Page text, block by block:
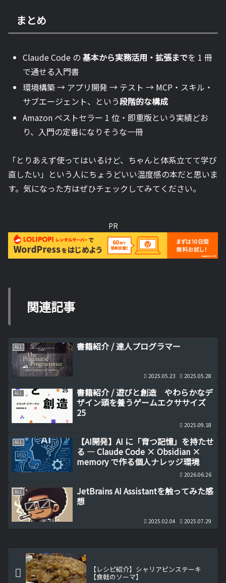
まとめ
Claude Code の基本から実務活用・拡張までを 1 冊
で通せる入門書
環境構築 → アプリ開発 → テスト → MCP・スキル・
サブエージェント、という段階的な構成
Amazon ベストセラー 1 位・即重版という実績どお
り、入門の定番になりそうな一冊
「とりあえず使ってはいるけど、ちゃんと体系立てて学び
直したい」という人にちょうどいい温度感の本だと思いま
す。気になった方はぜひチェックしてみてください。
PR
関連記事
ALL 書籍紹介 / 達人プログラマー
2025.05.23 2025.05.28
ALL
書籍紹介 / 遊びと創造 やわらかなデ
ザイン頭を養うゲームエクササイズ
25
2025.09.18
ALL
【AI開発】AI に「育つ記憶」を持たせ
る ― Claude Code × Obsidian ×
memory で作る個人ナレッジ環境
2026.06.26
ALL
JetBrains AI Assistantを触ってみた感
想
2025.02.04 2025.07.29
【レシピ紹介】シャリアピンステーキ
【食戟のソーマ】